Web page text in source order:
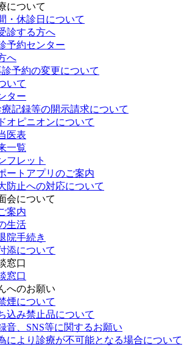
について
・休診日について
診する方へ
予約センター
へ
診予約の変更について
いて
ター
療記録等の開示請求について
オピニオンについて
医表
一覧
フレット
ートアプリのご案内
防止への対応について
会について
案内
生活
院手続き
添について
窓口
窓口
へのお願い
煙について
込み禁止品について
音、SNS等に関するお願い
により診療が不可能となる場合について